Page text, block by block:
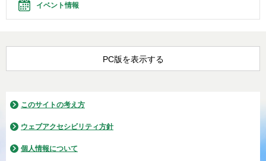
イベント情報
PC版を表示する
このサイトの考え方
ウェブアクセシビリティ方針
個人情報について